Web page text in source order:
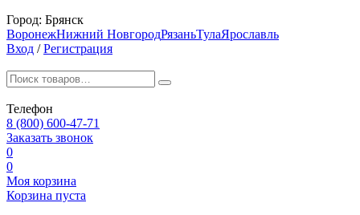
Город: Брянск
ВоронежНижний НовгородРязаньТулаЯрославль
Вход / Регистрация
Телефон
8 (800) 600-47-71
Заказать звонок
0
0
Моя корзина
Корзина пуста